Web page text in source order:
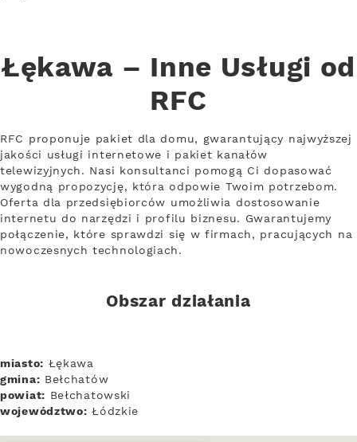
Łękawa – Inne Usługi od
RFC
RFC proponuje pakiet dla domu, gwarantujący najwyższej
jakości usługi internetowe i pakiet kanałów
telewizyjnych. Nasi konsultanci pomogą Ci dopasować
wygodną propozycję, która odpowie Twoim potrzebom.
Oferta dla przedsiębiorców umożliwia dostosowanie
internetu do narzędzi i profilu biznesu. Gwarantujemy
połączenie, które sprawdzi się w firmach, pracujących na
nowoczesnych technologiach.
Obszar działania
miasto: Łękawa
gmina: Bełchatów
powiat: Bełchatowski
województwo: Łódzkie